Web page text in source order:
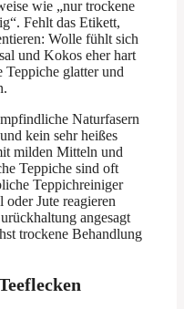
wie „nur trockene
Fehlt das Etikett,
Wolle fühlt sich
und Kokos eher hart
Teppiche glatter und
Naturfasern
kein sehr heißes
milden Mitteln und
Teppiche sind oft
Teppichreiniger
oder Jute reagieren
angesagt
trockene Behandlung